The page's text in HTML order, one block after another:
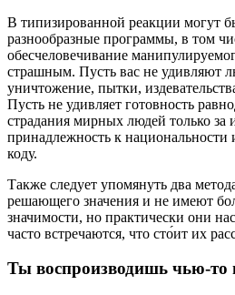
В типизированной реакции могут
разнообразные программы, в том
обесчеловечивание
страшным. Пусть вас не удивляют
уничтожение, пытки,
Пусть не удивляет готовность
страдания мирных людей только за
принадлежность к
коду.
Также следует упомянуть два
решающего значения и не имеют
значимости, но практически они
часто встречаются, что сто́ит их
Ты воспроизводишь чью-то